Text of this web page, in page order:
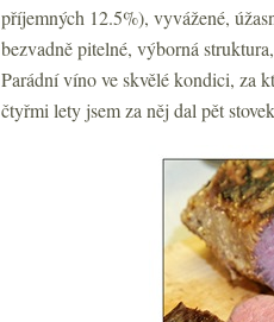
příjemných 12.5%), vyvážené,
bezvadně pitelné, výborná
Parádní víno ve skvělé kondici, za
čtyřmi lety jsem za něj dal pět